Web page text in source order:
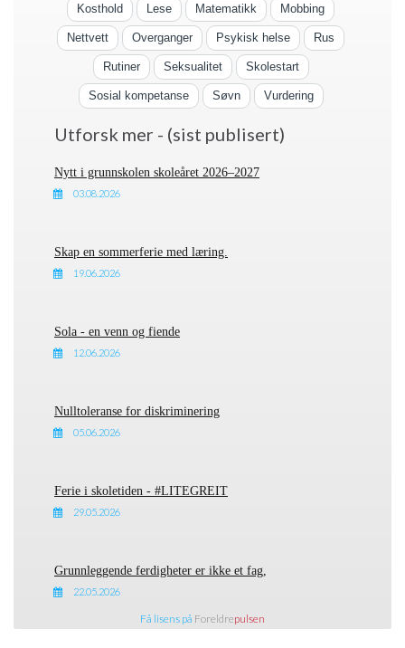
Kosthold Lese Matematikk Mobbing
Nettvett Overganger Psykisk helse Rus
Rutiner Seksualitet Skolestart
Sosial kompetanse Søvn Vurdering
Utforsk mer - (sist publisert)
Nytt i grunnskolen skoleåret 2026–2027
03.08.2026
Skap en sommerferie med læring.
19.06.2026
Sola - en venn og fiende
12.06.2026
Nulltoleranse for diskriminering
05.06.2026
Ferie i skoletiden - #LITEGREIT
29.05.2026
Grunnleggende ferdigheter er ikke et fag,
22.05.2026
Få lisens på Foreldrepulsen